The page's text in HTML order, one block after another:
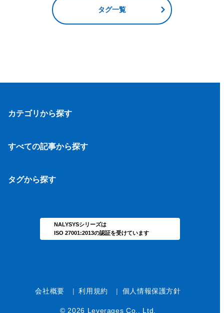
タグ一覧
カテゴリから探す
モチベーション管理
すべての記事から探す
タグから探す
NALYSYSシリーズは
ISO 27001:2013の認証を受けています
会社概要 | 利用規約 | 個人情報保護方針
© 2026 Leverages Co., Ltd.